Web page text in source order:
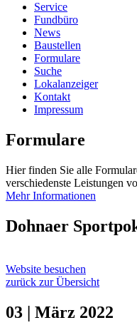
Service
Fundbüro
News
Baustellen
Formulare
Suche
Lokalanzeiger
Kontakt
Impressum
Formulare
Hier finden Sie alle
verschiedenste Leistungen
Mehr Informationen
Dohnaer
Website besuchen
zurück zur Übersicht
03 | März 2022